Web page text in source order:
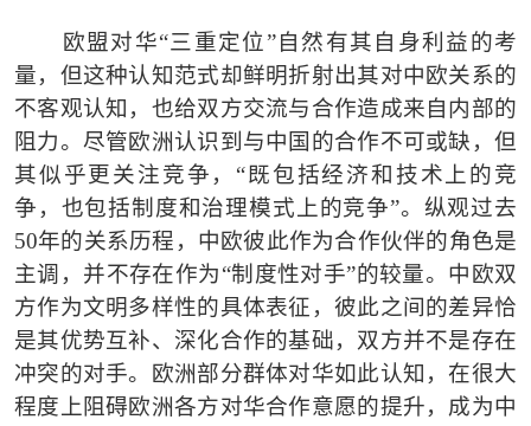
欧盟对华“三重定位”自然有其自身利益的考
量，但这种认知范式却鲜明折射出其对中欧关系的
不客观认知，也给双方交流与合作造成来自内部的
阻力。尽管欧洲认识到与中国的合作不可或缺，但
其似乎更关注竞争， “ 既包括经济和技术上的竞
争，也包括制度和治理模式上的竞争”。纵观过去
50年的关系历程，中欧彼此作为合作伙伴的角色是
主调，并不存在作为“制度性对手”的较量。中欧双
方作为文明多样性的具体表征，彼此之间的差异恰
是其优势互补、深化合作的基础，双方并不是存在
冲突的对手。欧洲部分群体对华如此认知，在很大
程度上阻碍欧洲各方对华合作意愿的提升，成为中